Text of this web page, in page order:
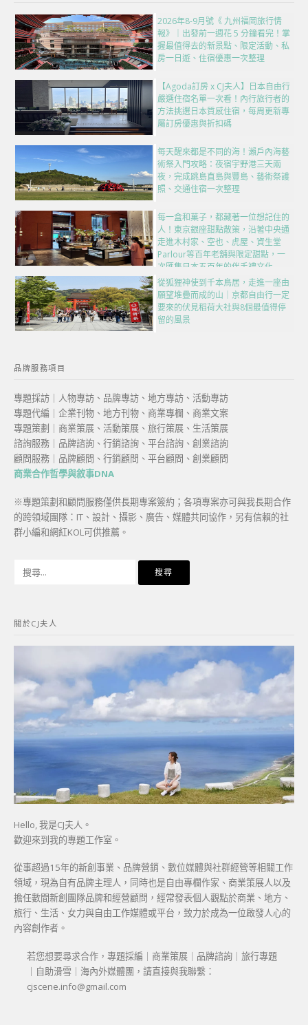
2026年8-9月號《 九州福岡旅行情
報》｜出發前一週花 5 分鐘看完！掌
握最值得去的新景點、限定活動、私
房一日遊、住宿優惠一次整理
【Agoda訂房 x CJ夫人】日本自由行
嚴選住宿名單一次看！內行旅行者的
方法挑選日本質感住宿，每周更新專
屬訂房優惠與折扣碼
每天醒來都是不同的海！瀨戶內海藝
術祭入門攻略：夜宿宇野港三天兩
夜，完成跳島直島與豐島、藝術祭護
照、交通住宿一次整理
每一盒和菓子，都藏著一位想記住的
人！東京銀座甜點散策，沿著中央通
走進木村家、空也、虎屋、資生堂
Parlour等百年老舖與限定甜點，一
次匯集日本五百年的伴手禮文化
從狐狸神使到千本鳥居，走進一座由
願望堆疊而成的山｜京都自由行一定
要來的伏見稻荷大社與8個最值得停
留的風景
品牌服務項目
專題採訪｜人物專訪、品牌專訪、地方專訪、活動專訪
專題代編｜企業刊物、地方刊物、商業專欄、商業文案
專題策劃｜商業策展、活動策展、旅行策展、生活策展
諮詢服務｜品牌諮詢、行銷諮詢、平台諮詢、創業諮詢
顧問服務｜品牌顧問、行銷顧問、平台顧問、創業顧問
商業合作哲學與敘事DNA
※專題策劃和顧問服務僅供長期專案簽約；各項專案亦可與我長期合作
的跨領域團隊：IT、設計、攝影、廣告、媒體共同協作，另有信賴的社
群小編和網紅KOL可供推薦。
字:
關於CJ夫人
Hello, 我是CJ夫人。
歡迎來到我的專題工作室。
從事超過15年的新創事業、品牌營銷、數位媒體與社群經營等相關工作
領域，現為自有品牌主理人，同時也是自由專欄作家、商業策展人以及
擔任數間新創團隊品牌和經營顧問，經常發表個人觀點於商業、地方、
旅行、生活、女力與自由工作媒體或平台，致力於成為一位啟發人心的
內容創作者。
若您想要尋求合作，專題採編｜商業策展｜品牌諮詢｜旅行專題
｜自助滑雪｜海內外媒體團，請直接與我聯繫：
cjscene.info@gmail.com